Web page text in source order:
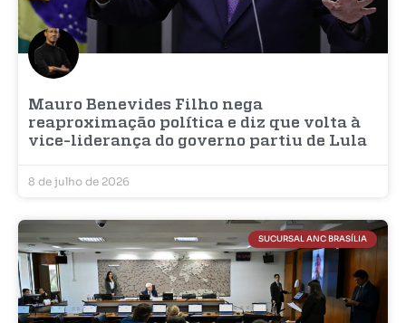
Mauro Benevides Filho nega
reaproximação política e diz que volta à
vice-liderança do governo partiu de Lula
8 de julho de 2026
SUCURSAL ANC BRASÍLIA